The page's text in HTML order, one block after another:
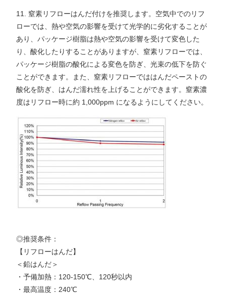
11. 窒素リフローはんだ付けを推奨します。空気中でのリフ
ローでは、熱や空気の影響を受けて光学的に劣化することが
あり、パッケージ樹脂は熱や空気の影響を受けて変色した
り、酸化したりすることがありますが、窒素リフローでは、
パッケージ樹脂の酸化による変色を防ぎ、光束の低下を防ぐ
ことができます。また、窒素リフローでははんだペーストの
酸化を防ぎ、はんだ濡れ性を上げることができます。窒素濃
度はリフロー時に約 1,000ppm になるようにしてください。
◎推奨条件：
【リフローはんだ】
＜鉛はんだ＞
・予備加熱：120-150℃、120秒以内
・最高温度：240℃